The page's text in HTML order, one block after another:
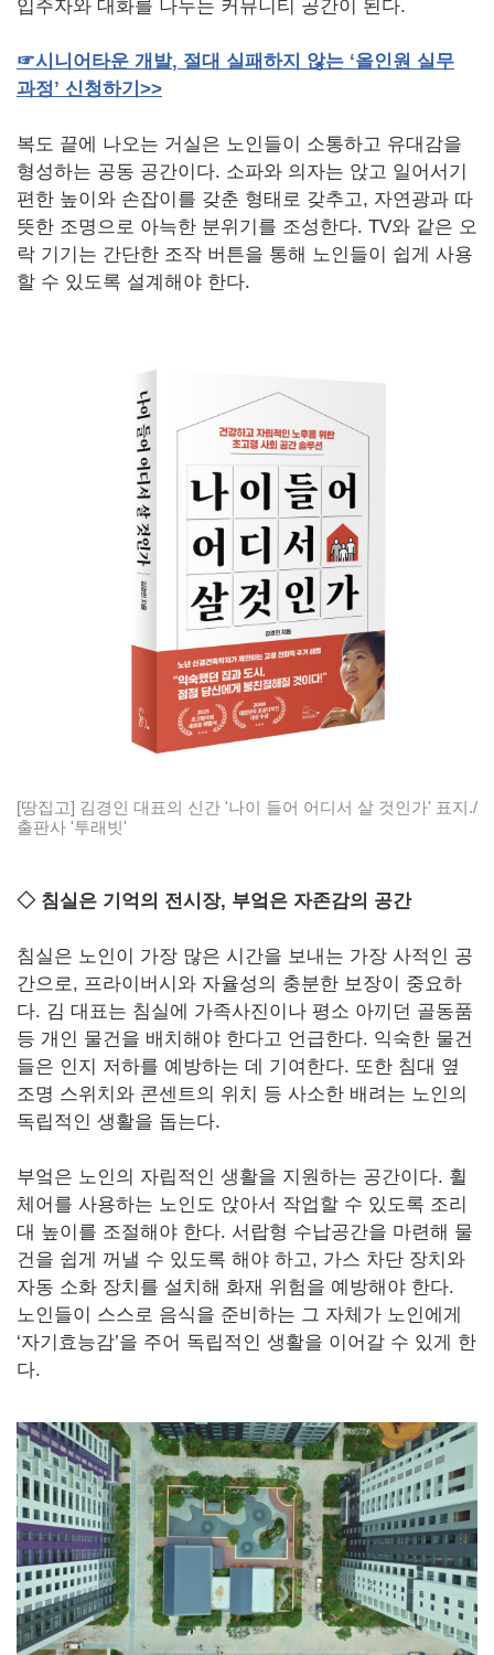
입주자와 대화를 나누는 커뮤니티 공간이 된다.
☞시니어타운 개발, 절대 실패하지 않는 ‘올인원 실무
과정’ 신청하기 >>
복도 끝에 나오는 거실은 노인들이 소통하고 유대감을
형성하는 공동 공간이다. 소파와 의자는 앉고 일어서기
편한 높이와 손잡이를 갖춘 형태로 갖추고, 자연광과 따
뜻한 조명으로 아늑한 분위기를 조성한다. TV와 같은 오
락 기기는 간단한 조작 버튼을 통해 노인들이 쉽게 사용
할 수 있도록 설계해야 한다.
[땅집고] 김경인 대표의 신간 '나이 들어 어디서 살 것인가' 표지./
출판사 '투래빗'
◇ 침실은 기억의 전시장, 부엌은 자존감의 공간
침실은 노인이 가장 많은 시간을 보내는 가장 사적인 공
간으로, 프라이버시와 자율성의 충분한 보장이 중요하
다. 김 대표는 침실에 가족사진이나 평소 아끼던 골동품
등 개인 물건을 배치해야 한다고 언급한다. 익숙한 물건
들은 인지 저하를 예방하는 데 기여한다. 또한 침대 옆
조명 스위치와 콘센트의 위치 등 사소한 배려는 노인의
독립적인 생활을 돕는다.
부엌은 노인의 자립적인 생활을 지원하는 공간이다. 휠
체어를 사용하는 노인도 앉아서 작업할 수 있도록 조리
대 높이를 조절해야 한다. 서랍형 수납공간을 마련해 물
건을 쉽게 꺼낼 수 있도록 해야 하고, 가스 차단 장치와
자동 소화 장치를 설치해 화재 위험을 예방해야 한다.
노인들이 스스로 음식을 준비하는 그 자체가 노인에게
‘자기효능감’을 주어 독립적인 생활을 이어갈 수 있게 한
다.